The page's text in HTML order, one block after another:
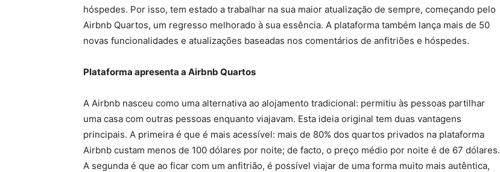
hóspedes. Por isso, tem estado a trabalhar na sua maior atualização de sempre, começando pelo
Airbnb Quartos, um regresso melhorado à sua essência. A plataforma também lança mais de 50
novas funcionalidades e atualizações baseadas nos comentários de anfitriões e hóspedes.
Plataforma apresenta a Airbnb Quartos
A Airbnb nasceu como uma alternativa ao alojamento tradicional: permitiu às pessoas partilhar
uma casa com outras pessoas enquanto viajavam. Esta ideia original tem duas vantagens
principais. A primeira é que é mais acessível: mais de 80% dos quartos privados na plataforma
Airbnb custam menos de 100 dólares por noite; de facto, o preço médio por noite é de 67 dólares.
A segunda é que ao ficar com um anfitrião, é possível viajar de uma forma muito mais autêntica,